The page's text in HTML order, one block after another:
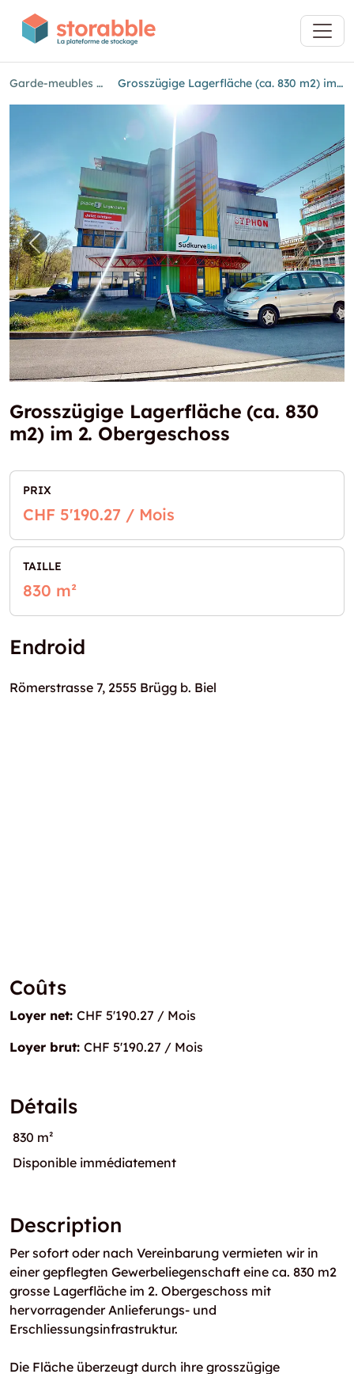
Garde-meubles à Brügg Grosszügige Lagerfläche (ca. 830 m2) im 2. Obergeschoss
Image précédente pour "Grosszügige
Grosszügige Lagerfläche (ca. 830
m2) im 2. Obergeschoss
PRIX
CHF 5'190.27 / Mois
TAILLE
830 m²
Endroid
Römerstrasse 7, 2555 Brügg b. Biel
Coûts
Loyer net: CHF 5'190.27 / Mois
Loyer brut: CHF 5'190.27 / Mois
Détails
830 m²
Disponible immédiatement
Description
Per sofort oder nach Vereinbarung vermieten wir in
einer gepflegten Gewerbeliegenschaft eine ca. 830 m2
grosse Lagerfläche im 2. Obergeschoss mit
hervorragender Anlieferungs- und
Erschliessungsinfrastruktur.
Die Fläche überzeugt durch ihre grosszügige